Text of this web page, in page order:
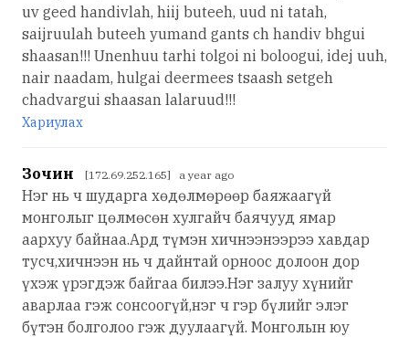
uv geed handivlah, hiij buteeh, uud ni tatah,
saijruulah buteeh yumand gants ch handiv bhgui
shaasan!!! Unenhuu tarhi tolgoi ni boloogui, idej uuh,
nair naadam, hulgai deermees tsaash setgeh
chadvargui shaasan lalaruud!!!
Хариулах
Зочин [172.69.252.165] a year ago
Нэг нь ч шударга хөдөлмөрөөр баяжаагүй
монголыг цөлмөсөн хулгайч баячууд ямар
аархуу байнаа.Ард түмэн хичнээнээрээ хавдар
тусч,хичнээн нь ч дайнтай орноос долоон дор
үхэж үрэгдэж байгаа билээ.Нэг залуу хүнийг
аварлаа гэж сонсоогүй,нэг ч гэр бүлийг элэг
бүтэн болголоо гэж дуулаагүй. Монголын юу